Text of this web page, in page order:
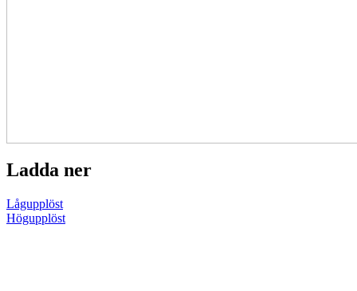
Ladda ner
Lågupplöst
Högupplöst